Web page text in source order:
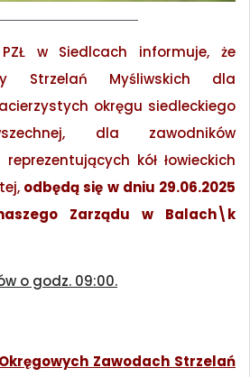
w Siedlcach informuje, że
Strzelań Myśliwskich dla
okręgu siedleckiego
dla zawodników
kół łowieckich
odbędą się w dniu 29.06.2025
Zarządu w Balach\k
o godz. 09:00.
Zawodach Strzelań